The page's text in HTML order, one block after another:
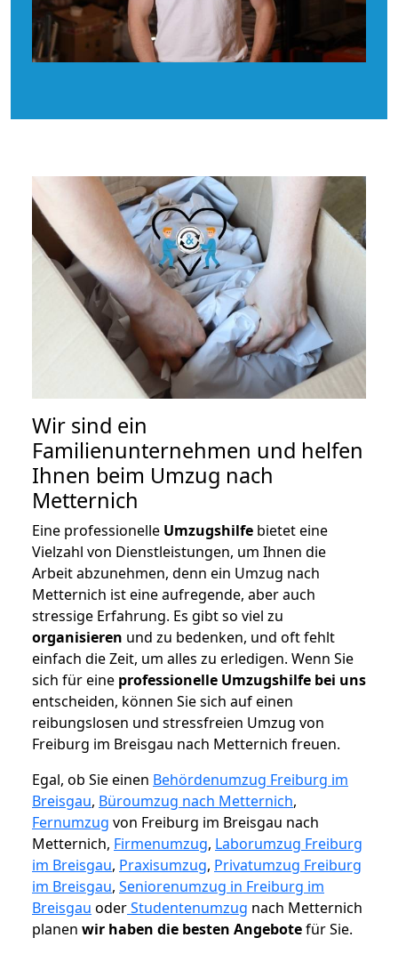
Wir sind ein
Familienunternehmen und helfen
Ihnen beim Umzug nach
Metternich
Eine professionelle Umzugshilfe bietet eine
Vielzahl von Dienstleistungen, um Ihnen die
Arbeit abzunehmen, denn ein Umzug nach
Metternich ist eine aufregende, aber auch
stressige Erfahrung. Es gibt so viel zu
organisieren und zu bedenken, und oft fehlt
einfach die Zeit, um alles zu erledigen. Wenn Sie
sich für eine professionelle Umzugshilfe bei uns
entscheiden, können Sie sich auf einen
reibungslosen und stressfreien Umzug von
Freiburg im Breisgau nach Metternich freuen.
Egal, ob Sie einen Behördenumzug Freiburg im
Breisgau, Büroumzug nach Metternich,
Fernumzug von Freiburg im Breisgau nach
Metternich, Firmenumzug, Laborumzug Freiburg
im Breisgau, Praxisumzug, Privatumzug Freiburg
im Breisgau, Seniorenumzug in Freiburg im
Breisgau oderStudentenumzug nach Metternich
planen wir haben die besten Angebotefür Sie.